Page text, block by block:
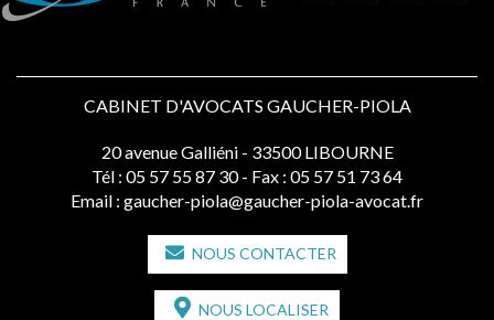
CABINET D'AVOCATS GAUCHER-PIOLA
20 avenue Galliéni - 33500 LIBOURNE
Tél : 05 57 55 87 30 - Fax : 05 57 51 73 64
Email : gaucher-piola@gaucher-piola-avocat.fr
NOUS CONTACTER
NOUS LOCALISER